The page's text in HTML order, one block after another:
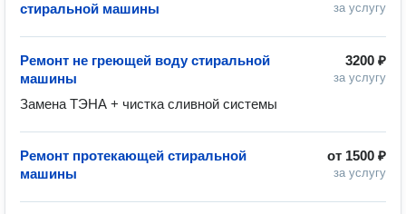
за услугу
стиральной машины
3200 ₽
за услугу
Ремонт не греющей воду стиральной
машины
Замена ТЭНА + чистка сливной системы
от 1500 ₽
за услугу
Ремонт протекающей стиральной
машины